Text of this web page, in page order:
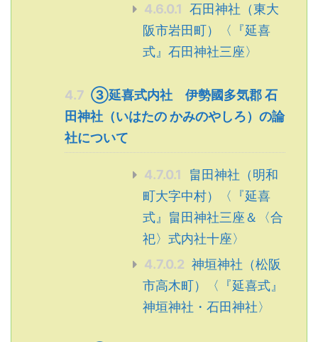
4.6.0.1
石田神社（東大
阪市岩田町）〈『延喜
式』石田神社三座〉
4.7 ③延喜式内社 伊勢國多気郡 石
田神社（いはたの かみのやしろ）の論
社について
4.7.0.1
畠田神社（明和
町大字中村）〈『延喜
式』畠田神社三座＆〈合
祀〉式内社十座〉
4.7.0.2 神垣神社（松阪
市高木町）〈『延喜式』
神垣神社・石田神社〉